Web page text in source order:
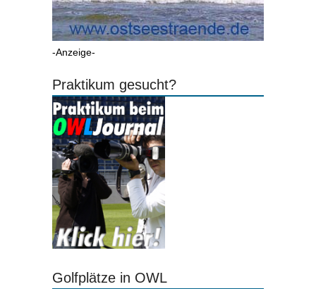
-Anzeige-
Praktikum gesucht?
Golfplätze in OWL